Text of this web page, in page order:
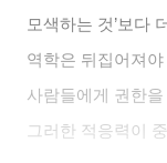
모색하는 것’보다
역학은 뒤집어져
사람들에게 권한
그러한 적응력이